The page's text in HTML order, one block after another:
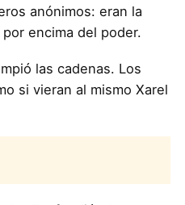
anónimos: eran la
encima del poder.
las cadenas. Los
si vieran al mismo Xarel